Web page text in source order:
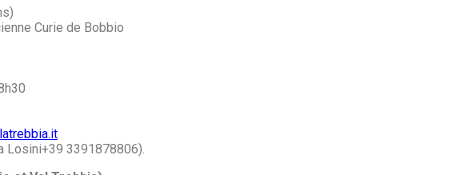
Curie de Bobbio
Losini+39 3391878806).